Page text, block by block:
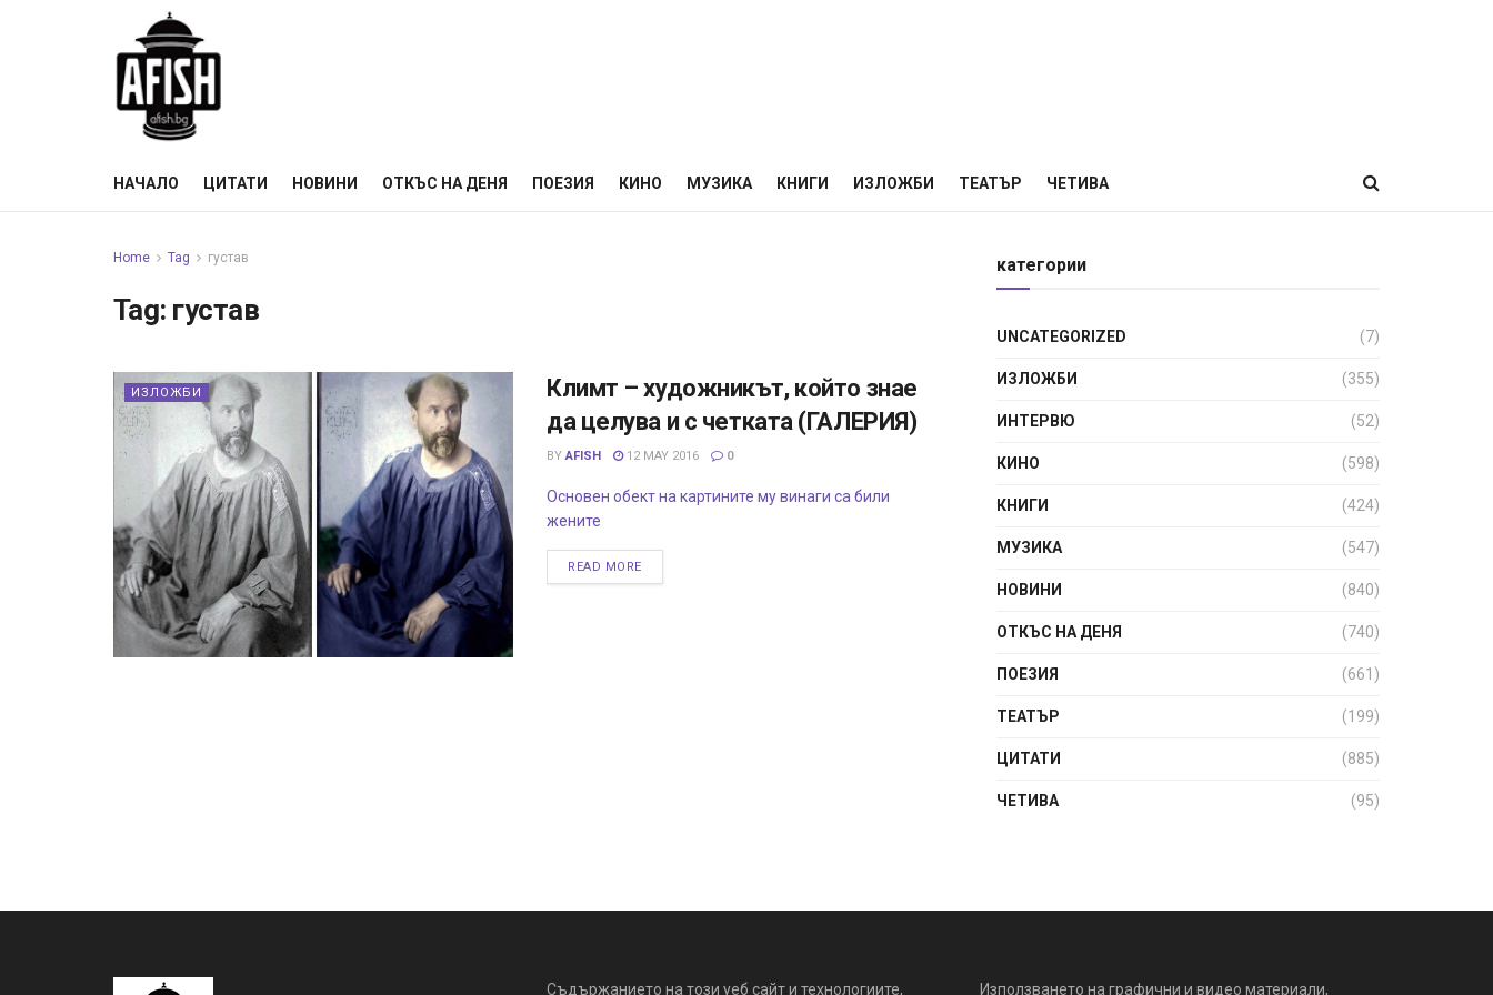
НАЧАЛО ЦИТАТИ НОВИНИ ОТКЪС НА ДЕНЯ ПОЕЗИЯ КИНО МУЗИКА КНИГИ ИЗЛОЖБИ ТЕАТЪР ЧЕТИВА
Home Tag густав
Tag: густав
ИЗЛОЖБИ
Климт – художникът, който знае
да целува и с четката (ГАЛЕРИЯ)
BY AFISH 12 MAY 2016 0
Основен обект на картините му винаги са били
жените
READ MORE
категории
UNCATEGORIZED (7)
ИЗЛОЖБИ (355)
ИНТЕРВЮ (52)
КИНО (598)
КНИГИ (424)
МУЗИКА (547)
НОВИНИ (840)
ОТКЪС НА ДЕНЯ (740)
ПОЕЗИЯ (661)
ТЕАТЪР (199)
ЦИТАТИ (885)
ЧЕТИВА (95)
Съдържанието на този уеб сайт и технологиите, Използването на графични и видео материали,